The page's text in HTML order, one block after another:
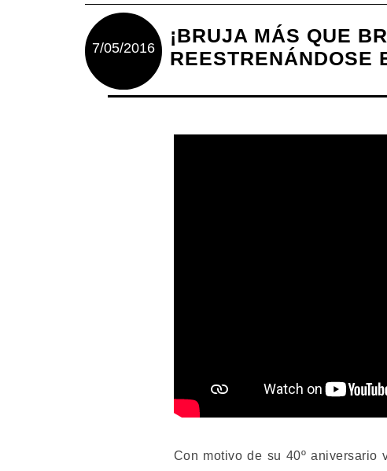
7/05/2016
¡BRUJA MÁS QUE
REESTRENÁNDOSE
Con motivo de su 40º aniversario